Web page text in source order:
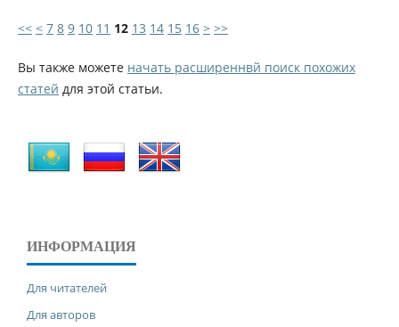
<< < 7 8 9 10 11 12 13 14 15 16 > >>
Вы также можете начать расширеннвй поиск похожих
статей для этой статьи.
ИНФОРМАЦИЯ
Для читателей
Для авторов